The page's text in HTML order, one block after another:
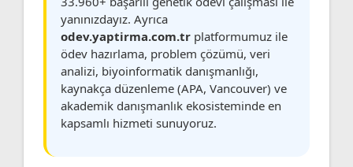
yanınızdayız. Ayrıca
odev.yaptirma.com.tr platformumuz ile
ödev hazırlama, problem çözümü, veri
analizi, biyoinformatik danışmanlığı,
kaynakça düzenleme (APA, Vancouver) ve
akademik danışmanlık ekosisteminde en
kapsamlı hizmeti sunuyoruz.